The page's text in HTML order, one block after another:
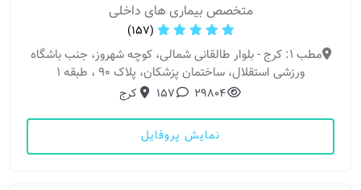
متخصص بیماری های داخلی
(157)
مطب 1: کرج - بلوار طالقانی شمالی، کوچه شهروز، جنب باشگاه
ورزشی استقلال، ساختمان پزشکان، پلاک 90 ، طبقه 1
29804
157 کرج
نمایش پروفایل